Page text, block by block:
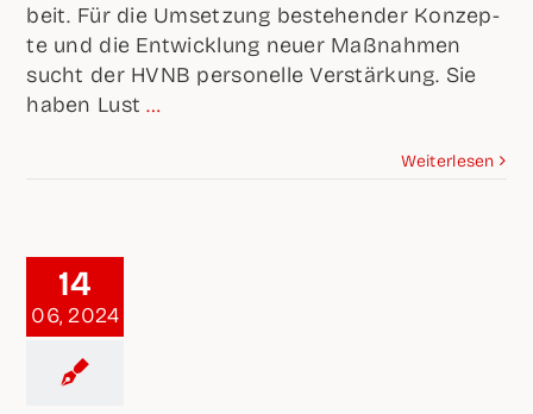
beit. Für die Umset­zung bestehen­der Kon­zep­
te und die Ent­wick­lung neu­er Maß­nah­men
sucht der HVNB per­so­nel­le Ver­stär­kung. Sie
haben Lust …
Wei­ter­le­sen
14
06, 2024